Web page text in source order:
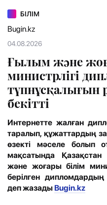
БІЛІМ
Bugin.kz
04.08.2026
Ғылым және
министрлігі
түпнұсқалығын
бекітті
Интернетте жалған
таралып, құжаттардың
өзекті мәселе болып
мақсатында
және жоғары білім
берілген
деп жазады Bugin.kz